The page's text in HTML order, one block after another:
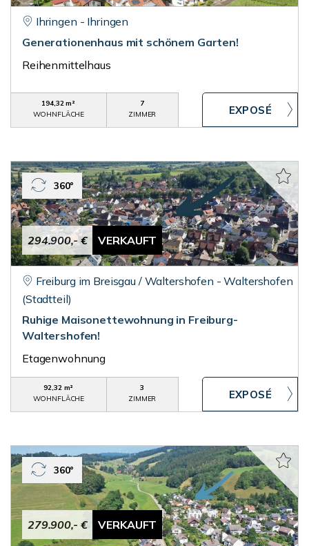
Ihringen - Ihringen
Generationenhaus mit schönem Garten!
Reihenmittelhaus
194,32 m²
WOHNFLÄCHE
7
ZIMMER
294.900,- € VERKAUFT
360°
Freiburg im Breisgau / Waltershofen - Waltershofen
(Stadtteil)
Ruhige Maisonettewohnung in Freiburg-
Waltershofen!
Etagenwohnung
92,32 m²
WOHNFLÄCHE
3
ZIMMER
279.900,- € VERKAUFT
360°